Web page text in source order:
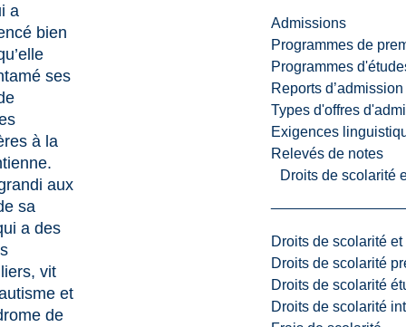
Admissions
Programmes de
Programmes
Reports d’admission
Types d'offres
Exigences
Relevés de notes
Droits de scolarité
Droits de scolarité
Droits de scolarité
Droits de scolarité
Droits de scolarité
a
bien
ses
à la
aux
sa
a des
vit
et
de